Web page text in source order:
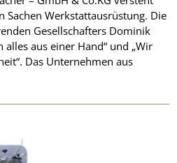
Sachen Werkstattausrüstung. Die
Gesellschafters Dominik
alles aus einer Hand“ und „Wir
Das Unternehmen aus